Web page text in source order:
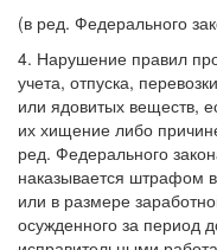
(в ред. Федерального
4. Нарушение правил
учета, отпуска,
или ядовитых веществ,
их хищение либо
ред. Федерального
наказывается штрафом
или в размере
осужденного за период